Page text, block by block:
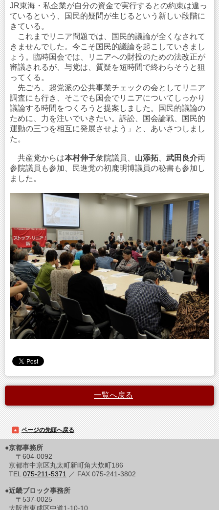
JR東海・私企業が自分の資金で実行するとの約束は違っ
ているという、国民的疑問が生じるという新しい段階に
きている。
これまでリニア問題では、国民的議論が全くなされて
きませんでした。今こそ国民的議論を起こしていきまし
ょう。臨時国会では、リニアへの財投のための法改正が
審議されるが、与党は、質疑を短時間で終わらそうと狙
ってくる。
先ごろ、超党派の公共事業チェックの会としてリニア
調査にも行き、そこでも国会でリニアについてしっかり
議論する時間をつくろうと提案しました。国民的議論の
ために、力を注いでいきたい。訴訟、国会論戦、国民的
運動の三つを相互に発展させよう」と、あいさつしまし
た。
共産党からは本村伸子衆院議員、 山添拓 武田良介両
参院議員も参加、民進党の初鹿明博議員の秘書も参加し
ました。
一覧へ戻る
ページの先頭へ戻る
●京都事務所
〒604-0092
京都市中京区丸太町新町角大炊町186
TEL 075-211-5371 ／ FAX 075-241-3802
●近畿ブロック事務所
〒537-0025
大阪市東成区中道1-10-10